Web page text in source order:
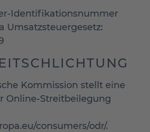
Identifikationsnummer
Umsatzsteuergesetz:
Kommission stellt eine
Online-Streitbeilegung
consumers/odr/.